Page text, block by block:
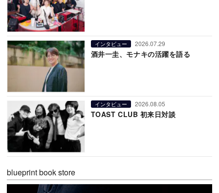
インタビュー 2026.07.29
酒井一圭、モナキの活躍を語る
インタビュー 2026.08.05
TOAST CLUB 初来日対談
blueprint book store